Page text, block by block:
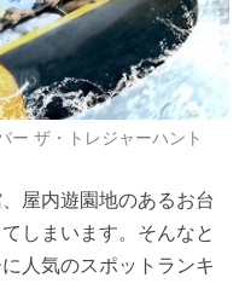
ー ザ・トレジャーハント
屋内遊園地のあるお台
しまいます。そんなと
人気のスポットランキ